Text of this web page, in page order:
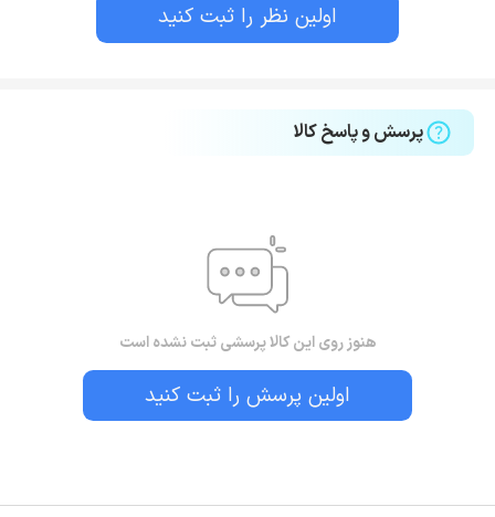
اولین نظر را ثبت کنید
پرسش و پاسخ کالا
هنوز روی این کالا پرسشی ثبت نشده است
اولین پرسش را ثبت کنید